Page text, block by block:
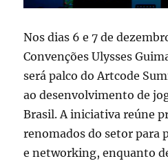
Nos dias 6 e 7 de
Convenções Ulysses
será palco do Artcode
ao desenvolvimento de
Brasil. A iniciativa reúne
renomados do setor para
e networking, enquanto